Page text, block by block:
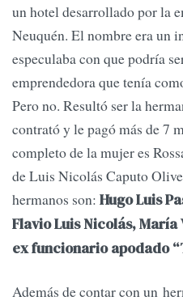
un hotel desarrollado por la
Neuquén. El nombre era un
especulaba con que podría
emprendedora que tenía
Pero no. Resultó ser la
contrató y le pagó más de 7
completo de la mujer es
de Luis Ni­colás Caputo
hermanos son: Hugo Luis
Flavio Luis Nicolás,
ex funcionario apodado
Además de contar con un